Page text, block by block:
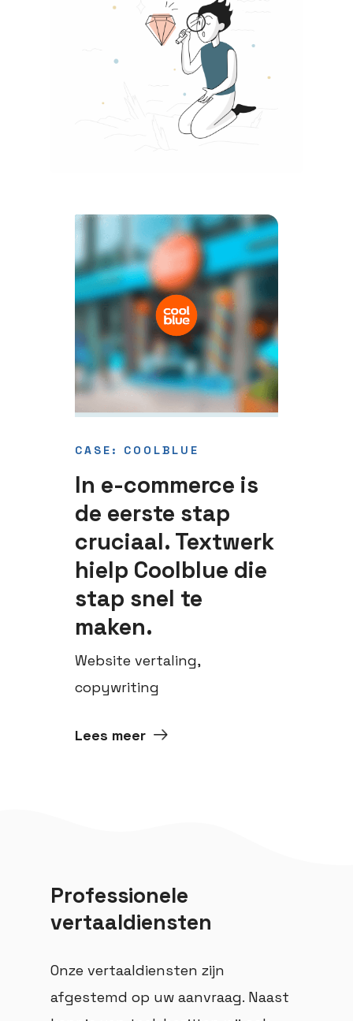
CASE: COOLBLUE
In e-commerce is
de eerste stap
cruciaal. Textwerk
hielp Coolblue die
stap snel te
maken.
Website vertaling,
copywriting
Lees meer
Professionele
vertaaldiensten
Onze vertaaldiensten zijn
afgestemd op uw aanvraag. Naast